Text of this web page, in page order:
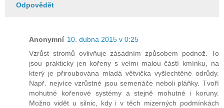
Odpovědět
Anonymní 10. dubna 2015 v 0:25
Vzrůst stromů ovlivňuje zásadním způsobem podnož. To
jsou prakticky jen kořeny s velmi malou částí kmínku, na
který je přiroubována mladá větvička vyšlechtěné odrůdy.
Např. nejvíce vzrůstné jsou semenáče neboli pláňky. Tvoří
mohutné kořenové systémy a stejně mohutné i koruny.
Možno vidět u silnic, kdy i v těch mizerných podmínkách